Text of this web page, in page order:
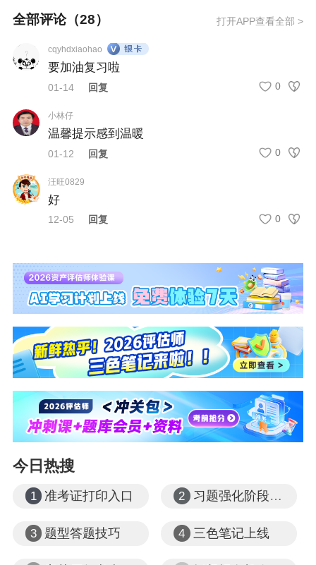
资产评估师报名时间：
2026年资产评估师考试报名
时间暂未公布，可先参考2025
全部评论（28） 打开APP查看全部 >
cqyhdxiaohao
要加油复习啦
01-14 回复 0
小林仔
温馨提示感到温暖
01-12 回复 0
汪旺0829
好
12-05 回复 0
今日热搜
1 准考证打印入口 2 习题强化阶段课程
3 题型答题技巧 4 三色笔记上线